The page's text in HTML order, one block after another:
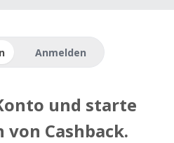
Anmelden
und starte
von Cashback.